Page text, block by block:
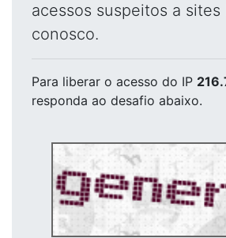
acessos suspeitos a sites
conosco.
Para liberar o acesso do IP
responda ao desafio abaixo.